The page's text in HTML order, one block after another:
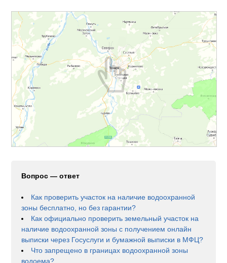
Вопрос — ответ
Как проверить участок на наличие водоохранной
зоны бесплатно, но без гарантии?
Как официально проверить земельный участок на
наличие водоохранной зоны с получением онлайн
выписки через Госуслуги и бумажной выписки в МФЦ?
Что запрещено в границах водоохранной зоны
водоема?